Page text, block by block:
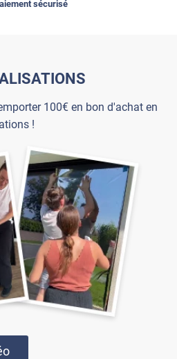
sécurisé
100€ en bon d'achat en
!